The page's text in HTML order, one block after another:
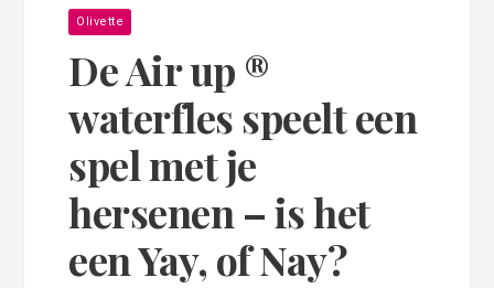
Olivette
De Air up ®
waterfles speelt een
spel met je
hersenen – is het
een Yay, of Nay?